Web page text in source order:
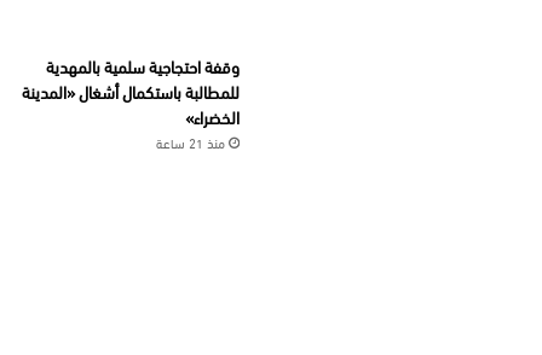
وقفة احتجاجية سلمية بالمهدية
للمطالبة باستكمال أشغال «المدينة
الخضراء»
منذ 21 ساعة